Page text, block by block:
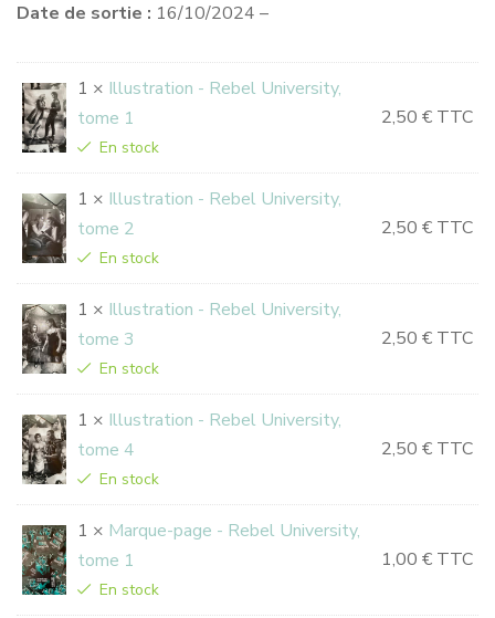
Date de sortie : 16/10/2024 –
1 × Illustration - Rebel University,
tome 1
En stock
2,50 € TTC
1 × Illustration - Rebel University,
tome 2
En stock
2,50 € TTC
1 × Illustration - Rebel University,
tome 3
En stock
2,50 € TTC
1 × Illustration - Rebel University,
tome 4
En stock
2,50 € TTC
1 × Marque-page - Rebel University,
tome 1
En stock
1,00 € TTC